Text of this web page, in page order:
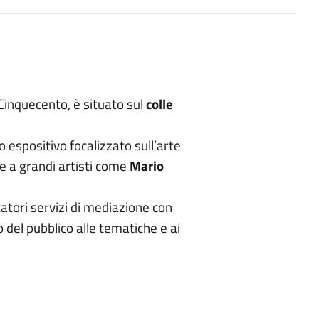
è situato sulcolle
espositivo focalizzato sull’arte
a grandi artisti come Mario
servizi di mediazione con
pubblico alle tematiche e ai